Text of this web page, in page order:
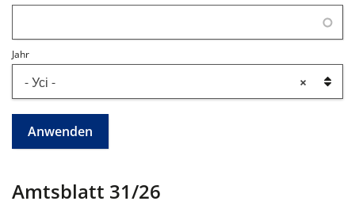
Jahr
×
- Усі -
Amtsblatt 31/26